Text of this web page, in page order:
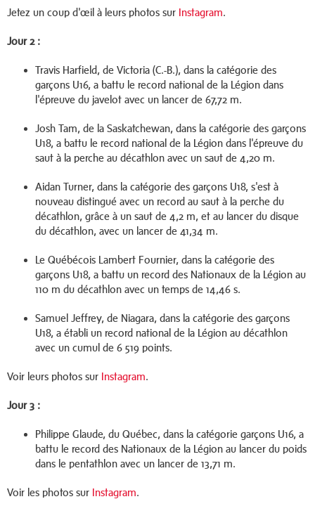
Jetez un coup d'œil à leurs photos sur Instagram.
Jour 2 :
Travis Harfield, de Victoria (C.-B.), dans la catégorie des
garçons U16, a battu le record national de la Légion dans
l'épreuve du javelot avec un lancer de 67,72 m.
Josh Tam, de la Saskatchewan, dans la catégorie des garçons
U18, a battu le record national de la Légion dans l'épreuve du
saut à la perche au décathlon avec un saut de 4,20 m.
Aidan Turner, dans la catégorie des garçons U18, s'est à
nouveau distingué avec un record au saut à la perche du
décathlon, grâce à un saut de 4,2 m, et au lancer du disque
du décathlon, avec un lancer de 41,34 m.
Le Québécois Lambert Fournier, dans la catégorie des
garçons U18, a battu un record des Nationaux de la Légion au
110 m du décathlon avec un temps de 14,46 s.
Samuel Jeffrey, de Niagara, dans la catégorie des garçons
U18, a établi un record national de la Légion au décathlon
avec un cumul de 6 519 points.
Voir leurs photos sur Instagram.
Jour 3 :
Philippe Glaude, du Québec, dans la catégorie garçons U16, a
battu le record des Nationaux de la Légion au lancer du poids
dans le pentathlon avec un lancer de 13,71 m.
Voir les photos sur Instagram.